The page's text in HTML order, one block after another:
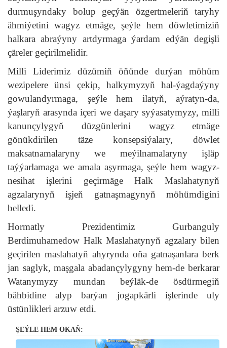
durmuşyndaky bolup geçýän özgertmeleriň taryhy
ähmiýetini wagyz etmäge, şeýle hem döwletimiziň
halkara abraýyny artdyrmaga ýardam edýän degişli
çäreler geçirilmelidir.
Milli Liderimiz düzümiň öňünde durýan möhüm
wezipelere ünsi çekip, halkymyzyň hal-ýagdaýyny
gowulandyrmaga, şeýle hem ilatyň, aýratyn-da,
ýaşlaryň arasynda içeri we daşary syýasatymyzy, milli
kanunçylygyň düzgünlerini wagyz etmäge
gönükdirilen täze konsepsiýalary, döwlet
maksatnamalaryny we meýilnamalaryny işläp
taýýarlamaga we amala aşyrmaga, şeýle hem wagyz-
nesihat işlerini geçirmäge Halk Maslahatynyň
agzalarynyň işjeň gatnaşmagynyň möhümdigini
belledi.
Hormatly Prezidentimiz Gurbanguly
Berdimuhamedow Halk Maslahatynyň agzalary bilen
geçirilen maslahatyň ahyrynda oňa gatnaşanlara berk
jan saglyk, maşgala abadançylygyny hem-de berkarar
Watanymyzy mundan beýläk-de ösdürmegiň
bähbidine alyp barýan jogapkärli işlerinde uly
üstünlikleri arzuw etdi.
ŞEÝLE HEM OKAŇ: